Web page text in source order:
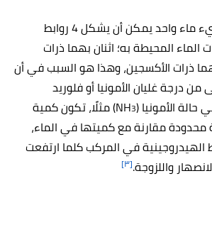
يمكن ملاحظة أن جزيء ماء واحد يمكن أن يشكل 4 روابط
الماء المحيطة به؛ اثنان بهما ذرات
ذرات الأكسجين، وهذا هو السبب في أن
من درجة غليان الأمونيا أو فلوريد
3
) مثلًا، تكون كمية
محدودة مقارنة مع كميتها في الماء،
الهيدروجينية في المركب كلما ارتفعت
واللزوجة.[٣]